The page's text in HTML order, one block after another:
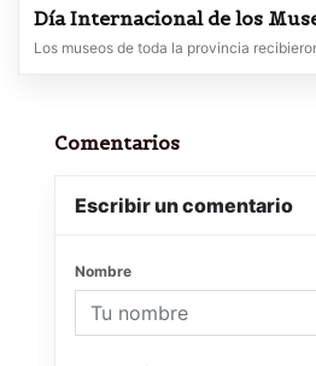
Día Internacional de los
Los museos de toda la provincia
Comentarios
Escribir un comentario
Nombre